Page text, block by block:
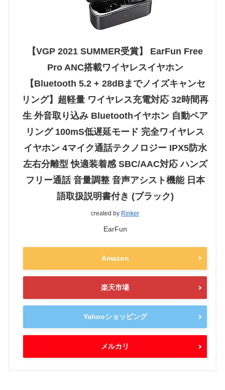
【VGP 2021 SUMMER受賞】 EarFun Free
Pro ANC搭載ワイヤレスイヤホン
【Bluetooth 5.2 + 28dBまでノイズキャンセ
リング】超軽量 ワイヤレス充電対応 32時間再
生 外音取り込み Bluetoothイヤホン 自動ペア
リング 100mS低遅延モード 完全ワイヤレス
イヤホン 4マイク通話テクノロジー IPX5防水
左右分離型 快適装着感 SBC/AAC対応 ハンズ
フリー通話 音量調整 音声アシスト機能 日本
語取扱説明書付き (ブラック)
created by Rinker
EarFun
Amazon
楽天市場
Yahooショッピング
メルカリ